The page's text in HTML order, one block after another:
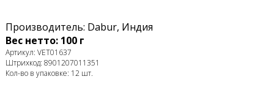
Производитель: Dabur, Индия
Вес нетто: 100 г
Артикул: VET01637
Штрихкод: 8901207011351
Кол-во в упаковке: 12 шт.